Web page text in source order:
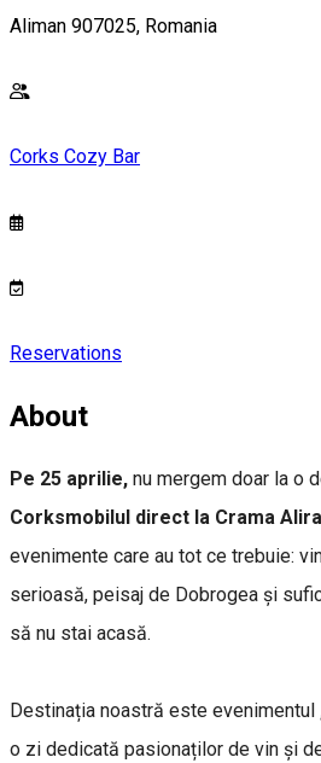
Aliman 907025, Romania
Corks Cozy Bar
Reservations
About
Pe 25 aprilie, nu mergem doar la o
Corksmobilul direct la Crama
evenimente care au tot ce trebuie:
serioasă, peisaj de Dobrogea și
să nu stai acasă.
Destinația noastră este evenimentul
o zi dedicată pasionaților de vin și